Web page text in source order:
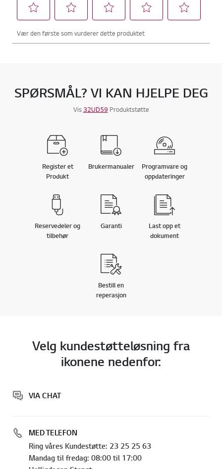
SPØRSMÅL? VI KAN HJELPE DEG
Vis 32UD59 Produktstøtte
Register et
Produkt
Brukermanualer
Programvare og
oppdateringer
Reservedeler og
tilbehør
Garanti
Last opp et
dokument
Bestill en
reperasjon
Velg kundestøtteløsning fra
ikonene nedenfor:
VIA CHAT
MED TELEFON
Ring våres Kundestøtte: 23 25 25 63
Mandag til fredag: 08:00 til 17:00